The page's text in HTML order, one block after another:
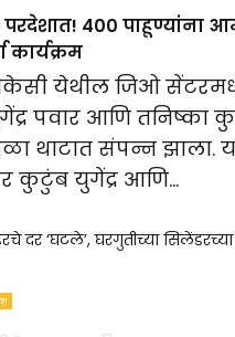
400 पाहूण्यांना
कार्यक्रम
येथील जिओ
पवार आणि तनिष्का
थाटात संपन्न झाला.
कुटुंब युगेंद्र आणि…